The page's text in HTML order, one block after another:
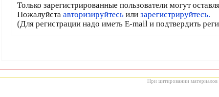
Только зарегистрированные пользователи могут
Пожалуйста авторизируйтесьили зарегистрируйтесь.
(Для регистрации надо иметь E-mail и подтвердить
При цитировании материалов